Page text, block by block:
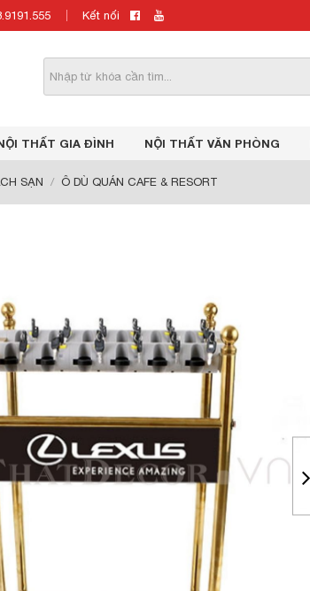
Kết nối
THẤT GIA ĐÌNH NỘI THẤT VĂN PHÒNG
SẠN Ô DÙ QUÁN CAFE & RESORT